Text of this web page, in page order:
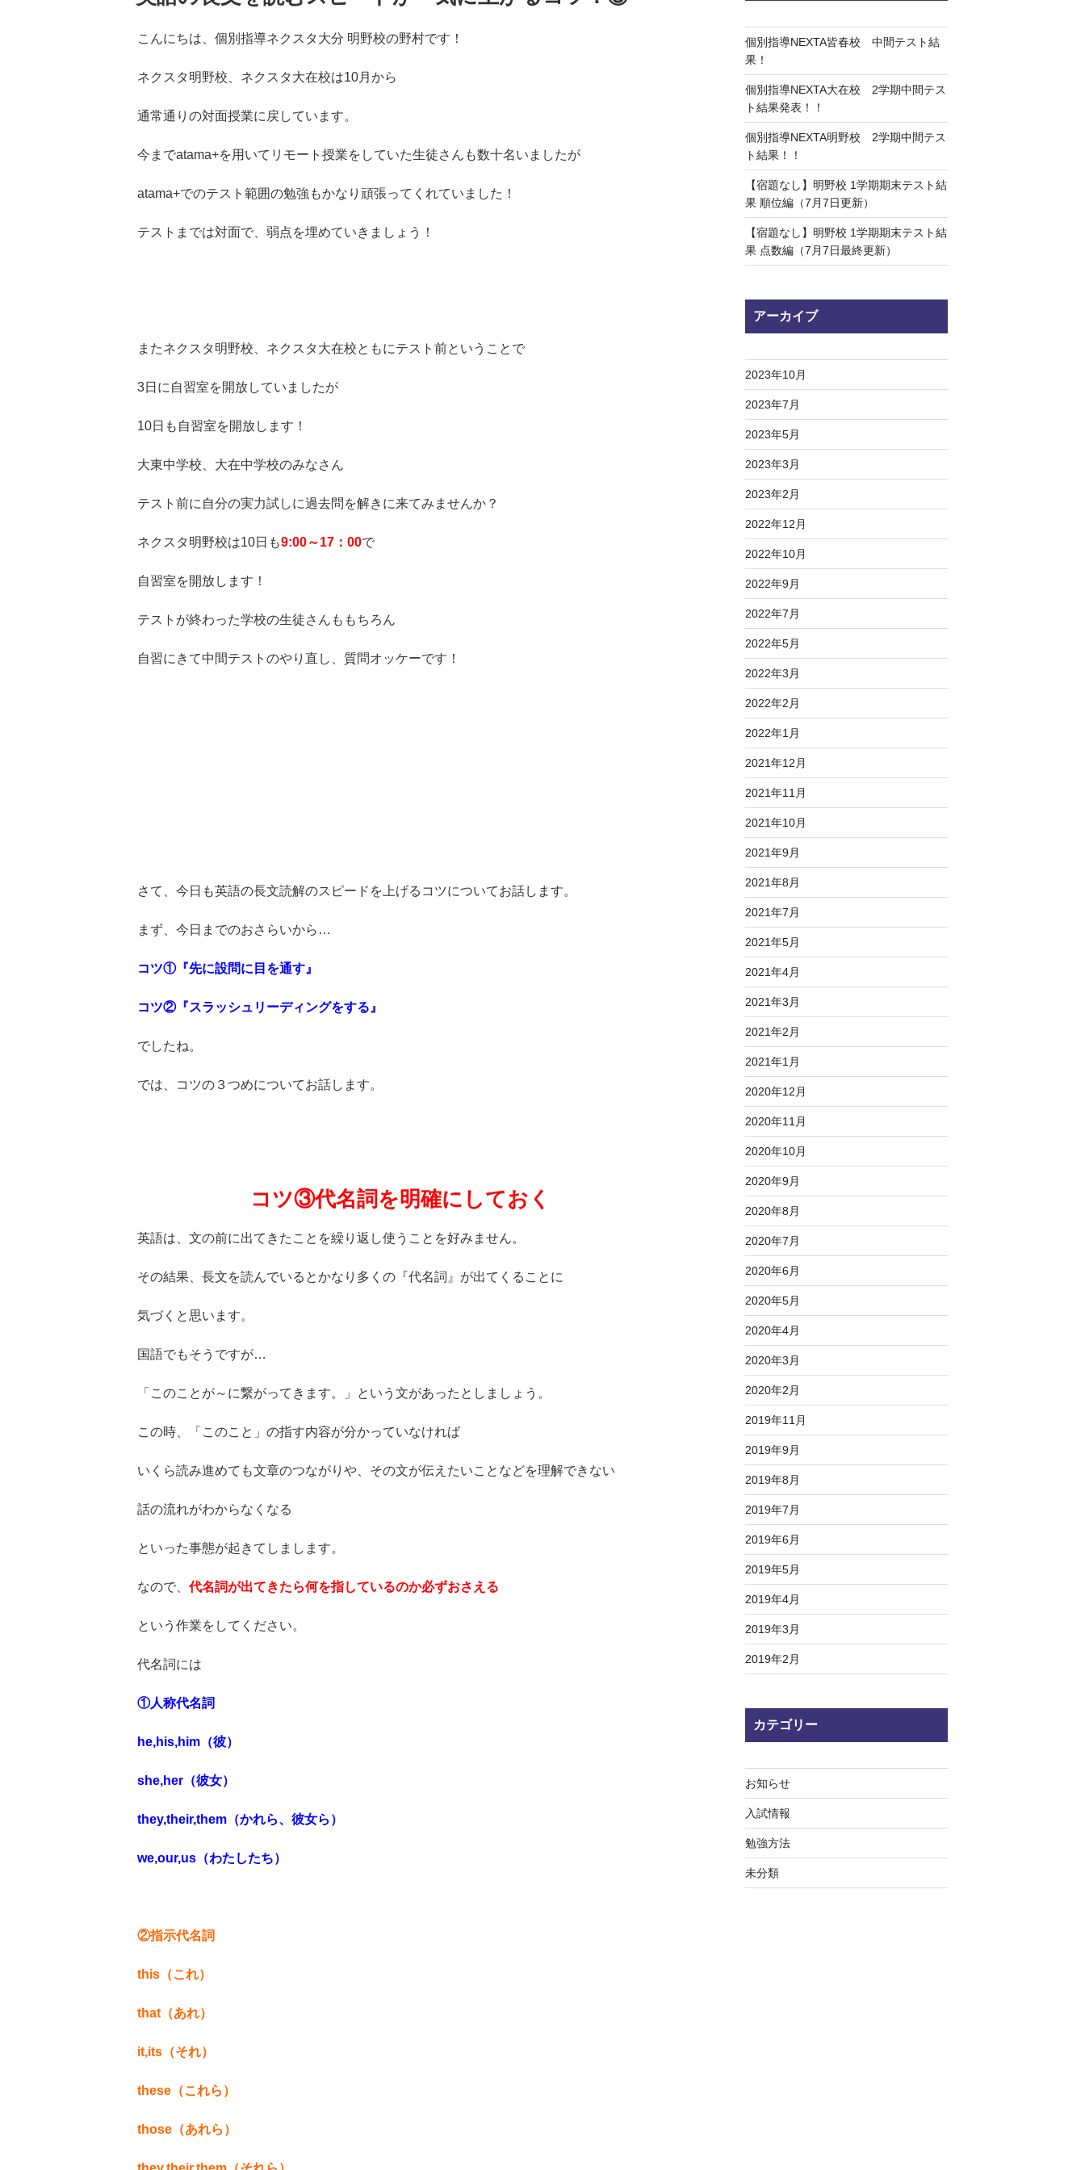
こんにちは、個別指導ネクスタ大分 明野校の野村です！
ネクスタ明野校、ネクスタ大在校は10月から
通常通りの対面授業に戻しています。
今までatama+を用いてリモート授業をしていた生徒さんも数十名いましたが
atama+でのテスト範囲の勉強もかなり頑張ってくれていました！
テストまでは対面で、弱点を埋めていきましょう！
またネクスタ明野校、ネクスタ大在校ともにテスト前ということで
3日に自習室を開放していましたが
10日も自習室を開放します！
大東中学校、大在中学校のみなさん
テスト前に自分の実力試しに過去問を解きに来てみませんか？
ネクスタ明野校は10日も9:00～17：00で
自習室を開放します！
テストが終わった学校の生徒さんももちろん
自習にきて中間テストのやり直し、質問オッケーです！
さて、今日も英語の長文読解のスピードを上げるコツについてお話します。
まず、今日までのおさらいから…
コツ①『先に設問に目を通す』
コツ②『スラッシュリーディングをする』
でしたね。
では、コツの３つめについてお話します。
コツ③代名詞を明確にしておく
英語は、文の前に出てきたことを繰り返し使うことを好みません。
その結果、長文を読んでいるとかなり多くの『代名詞』が出てくることに
気づくと思います。
国語でもそうですが…
「このことが～に繋がってきます。」という文があったとしましょう。
この時、「このこと」の指す内容が分かっていなければ
いくら読み進めても文章のつながりや、その文が伝えたいことなどを理解できない
話の流れがわからなくなる
といった事態が起きてしまします。
なので、代名詞が出てきたら何を指しているのか必ずおさえる
という作業をしてください。
代名詞には
①人称代名詞
he,his,him（彼）
she,her（彼女）
they,their,them（かれら、彼女ら）
we,our,us（わたしたち）
②指示代名詞
this（これ）
that（あれ）
it,its（それ）
these（これら）
those（あれら）
個別指導NEXTA皆春校 中間テスト結
果！
個別指導NEXTA大在校 2学期中間テス
ト結果発表！！
個別指導NEXTA明野校 2学期中間テス
ト結果！！
【宿題なし】明野校 1学期期末テスト結
果 順位編（7月7日更新）
【宿題なし】明野校 1学期期末テスト結
果 点数編（7月7日最終更新）
アーカイブ
2023年10月
2023年7月
2023年5月
2023年3月
2023年2月
2022年12月
2022年10月
2022年9月
2022年7月
2022年5月
2022年3月
2022年2月
2022年1月
2021年12月
2021年11月
2021年10月
2021年9月
2021年8月
2021年7月
2021年5月
2021年4月
2021年3月
2021年2月
2021年1月
2020年12月
2020年11月
2020年10月
2020年9月
2020年8月
2020年7月
2020年6月
2020年5月
2020年4月
2020年3月
2020年2月
2019年11月
2019年9月
2019年8月
2019年7月
2019年6月
2019年5月
2019年4月
2019年3月
2019年2月
カテゴリー
お知らせ
入試情報
勉強方法
未分類